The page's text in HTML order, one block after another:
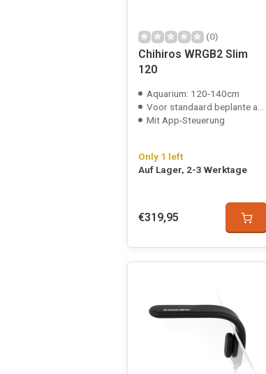
(0)
Chihiros WRGB2 Slim
120
Aquarium: 120-140cm
Voor standaard beplante aquaria
Mit App-Steuerung
Only 1 left
Auf Lager, 2-3 Werktage
€319,95